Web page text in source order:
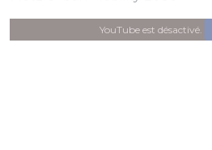
YouTube est désactivé.